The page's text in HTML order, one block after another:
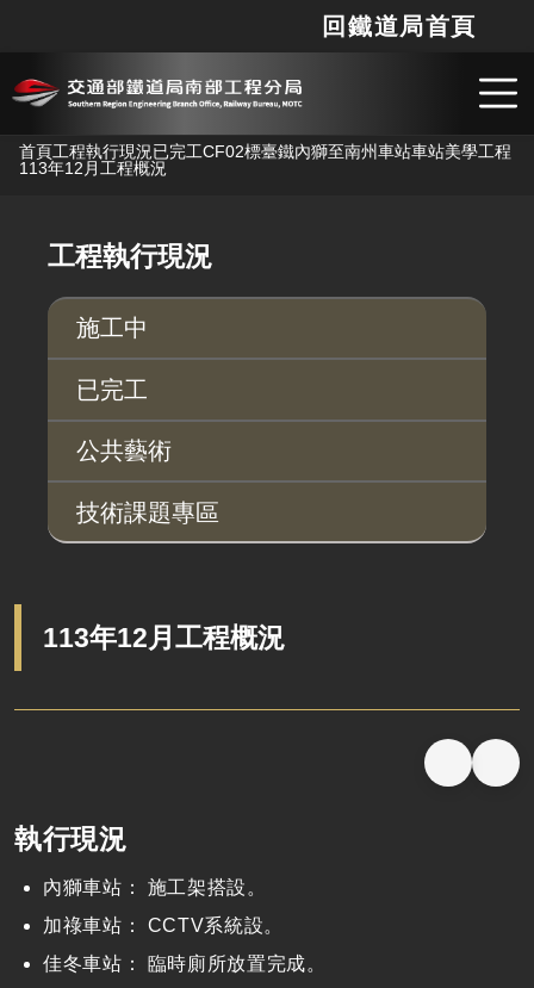
跳到主要內容
回鐵道局首頁
首頁工程執行現況已完工CF02標臺鐵內獅至南州車站車站美學工程
113年12月工程概況
工程執行現況
施工中
已完工
公共藝術
技術課題專區
113年12月工程概況
執行現況
內獅車站： 施工架搭設。
加祿車站： CCTV系統設。
佳冬車站： 臨時廁所放置完成。